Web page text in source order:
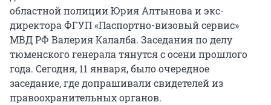
областной полиции Юрия Алтынова и экс-
директора ФГУП «Паспортно-визовый сервис»
МВД РФ Валерия Калалба. Заседания по делу
тюменского генерала тянутся с осени прошлого
года. Сегодня, 11 января, было очередное
заседание, где допрашивали свидетелей из
правоохранительных органов.